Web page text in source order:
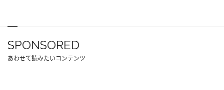
SPONSORED
あわせて読みたいコンテンツ